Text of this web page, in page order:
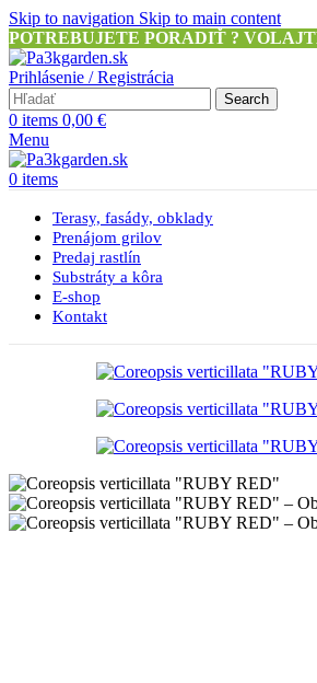
Skip to navigation Skip to main content
POTREBUJETE PORADIŤ ?
Prihlásenie / Registrácia
Search
0 items 0,00 €
Menu
0 items
Terasy, fasády, obklady
Prenájom grilov
Predaj rastlín
Substráty a kôra
E-shop
Kontakt